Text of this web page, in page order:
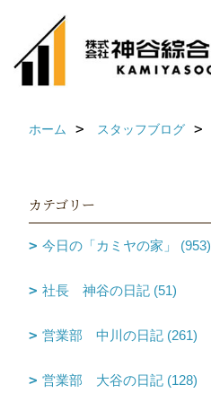
ホーム スタッフブログ
カテゴリー
今日の「カミヤの家」 (953)
社長 神谷の日記 (51)
営業部 中川の日記 (261)
営業部 大谷の日記 (128)